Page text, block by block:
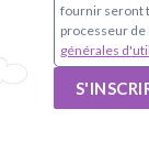
fournir seront
processeur
générales